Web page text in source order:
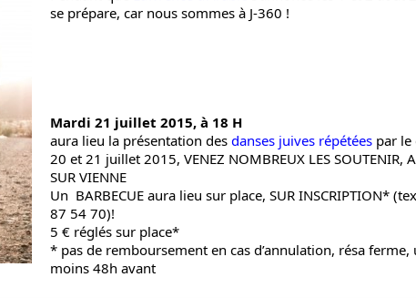
se prépare, car nous sommes à J-360 !
Mardi 21 juillet 2015, à 18 H
aura lieu la présentation des danses juives répétées par le
20 et 21 juillet 2015, VENEZ NOMBREUX LES SOUTENIR,
SUR VIENNE
Un BARBECUE aura lieu sur place, SUR INSCRIPTION*
87 54 70)!
5 € réglés sur place*
* pas de remboursement en cas d’annulation, résa
moins 48h avant